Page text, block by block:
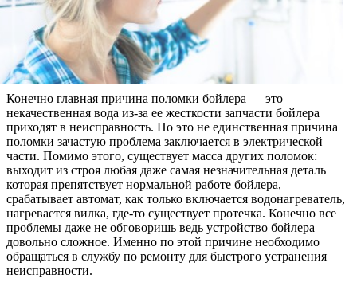
Конечно главная причина поломки бойлера — это
некачественная вода из-за ее жесткости запчасти бойлера
приходят в неисправность. Но это не единственная причина
поломки зачастую проблема заключается в электрической
части. Помимо этого, существует масса других поломок:
выходит из строя любая даже самая незначительная деталь
которая препятствует нормальной работе бойлера,
срабатывает автомат, как только включается водонагреватель,
нагревается вилка, где-то существует протечка. Конечно все
проблемы даже не обговоришь ведь устройство бойлера
довольно сложное. Именно по этой причине необходимо
обращаться в службу по ремонту для быстрого устранения
неисправности.